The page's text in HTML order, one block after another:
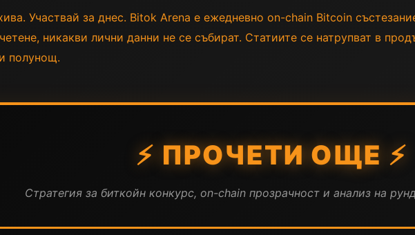
Участвай за днес. Bitok Arena е ежедневно on-chain Bitcoin
никакви лични данни не се събират. Статиите се натрупват в
полунощ.
⚡ ПРОЧЕТИ ОЩЕ ⚡
Стратегия за биткойн конкурс, on-chain прозрачност и анализ на